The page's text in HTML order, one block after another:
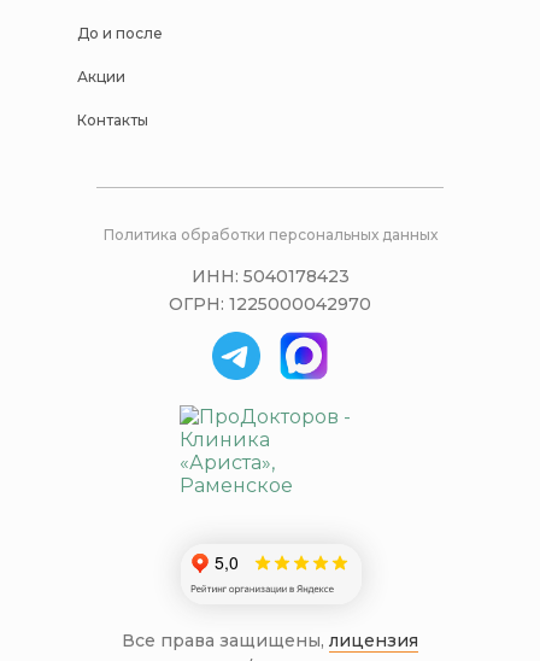
Все права защищены, лицензия
ИНН: 5040178423
ОГРН: 1225000042970
Политика обработки персональных данных
До и после
Акции
Контакты